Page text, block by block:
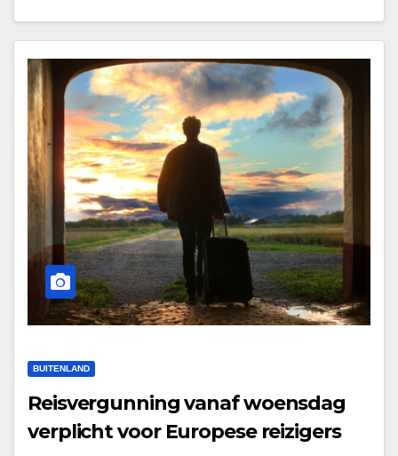
BUITENLAND
Reisvergunning vanaf woensdag
verplicht voor Europese reizigers